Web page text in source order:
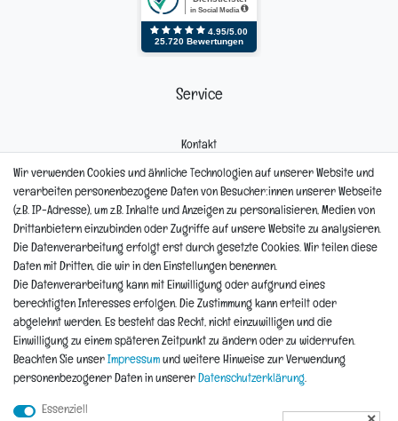
Service
Kontakt
Reklamation
Informationen
Hinweis zur Entsorgung von Altbaterien
*Teil-Widerruf
Wir verwenden Cookies und ähnliche Technologien auf unserer Website und
verarbeiten personenbezogene Daten von Besucher:innen unserer Webseite
(z.B. IP-Adresse), um z.B. Inhalte und Anzeigen zu personalisieren, Medien von
Drittanbietern einzubinden oder Zugriffe auf unsere Website zu analysieren.
Die Datenverarbeitung erfolgt erst durch gesetzte Cookies. Wir teilen diese
Daten mit Dritten, die wir in den Einstellungen benennen.
Die Datenverarbeitung kann mit Einwilligung oder aufgrund eines
berechtigten Interesses erfolgen. Die Zustimmung kann erteilt oder
abgelehnt werden. Es besteht das Recht, nicht einzuwilligen und die
Einwilligung zu einem späteren Zeitpunkt zu ändern oder zu widerrufen.
Beachten Sie unser Impressum und weitere Hinweise zur Verwendung
personenbezogener Daten in unserer Daten­schutz­erklärung.
Essenziell